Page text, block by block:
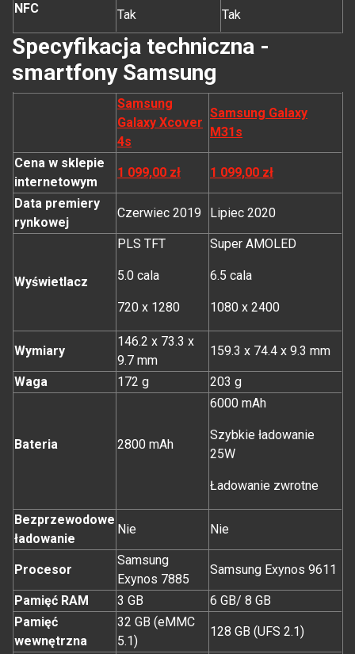
NFC
Tak Tak
Specyfikacja techniczna -
smartfony Samsung
Samsung
Galaxy Xcover
4s
Samsung Galaxy
M31s
Cena w sklepie
internetowym
1 099,00 zł 1 099,00 zł
Data premiery
rynkowej
Czerwiec 2019 Lipiec 2020
Wyświetlacz
PLS TFT
5.0 cala
720 x 1280
Super AMOLED
6.5 cala
1080 x 2400
Wymiary
146.2 x 73.3 x
9.7 mm
159.3 x 74.4 x 9.3 mm
Waga 172 g 203 g
Bateria 2800 mAh
6000 mAh
Szybkie ładowanie
25W
Ładowanie zwrotne
Bezprzewodowe
ładowanie
Nie Nie
Procesor
Samsung
Exynos 7885
Samsung Exynos 9611
Pamięć RAM 3 GB
6 GB/ 8 GB
Pamięć
wewnętrzna
32 GB (eMMC
5.1)
128 GB (UFS 2.1)